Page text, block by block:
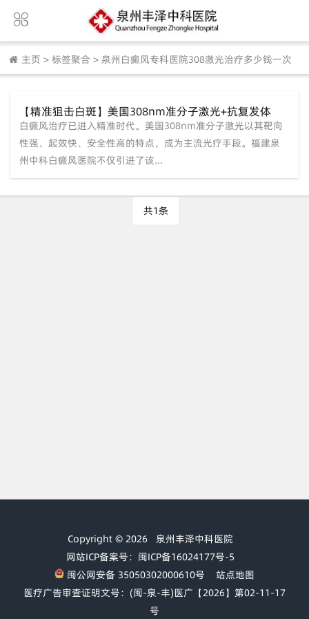
主页 > 标签聚合 > 泉州白癜风专科医院308激光治疗多少钱一次
【精准狙击白斑】美国308nm准分子激光+抗复发体
系，尽在福建泉州中科白癜风医院
白癜风治疗已进入精准时代。美国308nm准分子激光以其靶向
性强、起效快、安全性高的特点，成为主流光疗手段。福建泉
州中科白癜风医院不仅引进了该...
共1条
Copyright © 2026 泉州丰泽中科医院
网站ICP备案号：闽ICP备16024177号-5
闽公网安备 35050302000610号
站点地图
医疗广告审查证明文号：(闽-泉-丰)医广【2026】第02-11-17
号